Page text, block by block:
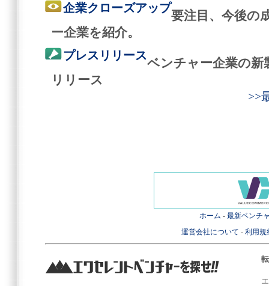
企業クローズアップ
要注目、今後の
ー企業を紹介。
プレスリリース
ベンチャー企業の新
リリース
>>
ホーム - 最新ベンチ
運営会社について - 利用規